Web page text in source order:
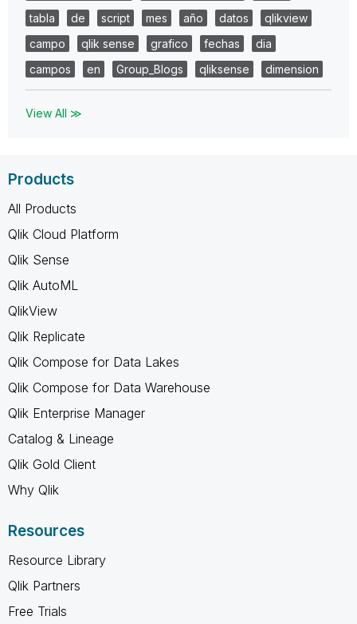
tabla
de script mes año datos
qlikview
campo
qlik sense grafico fechas
dia
campos
en Group_Blogs qliksense dimension
View All ≫
Products
All Products
Qlik Cloud Platform
Qlik Sense
Qlik AutoML
QlikView
Qlik Replicate
Qlik Compose for Data Lakes
Qlik Compose for Data Warehouse
Qlik Enterprise Manager
Catalog & Lineage
Qlik Gold Client
Why Qlik
Resources
Resource Library
Qlik Partners
Free Trials